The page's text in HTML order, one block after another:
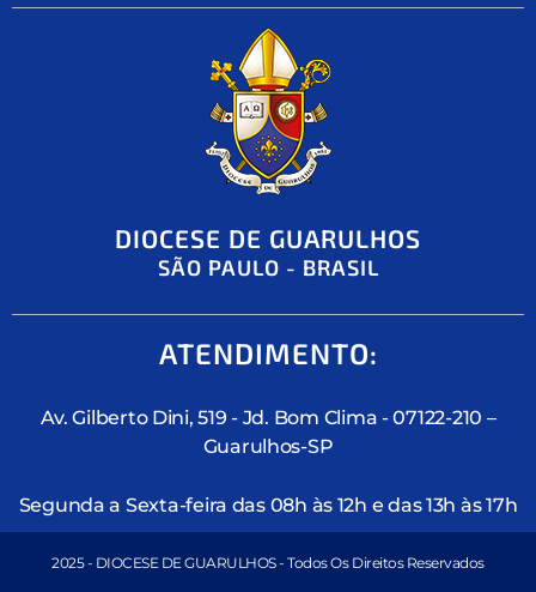
DIOCESE DE GUARULHOS
SÃO PAULO - BRASIL
ATENDIMENTO:
Av. Gilberto Dini, 519 - Jd. Bom Clima - 07122-210 –
Guarulhos-SP
Segunda a Sexta-feira das 08h às 12h e das 13h às 17h
2025 - DIOCESE DE GUARULHOS - Todos Os Direitos Reservados